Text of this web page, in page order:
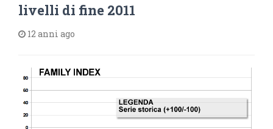
livelli di fine 2011
12 anni ago